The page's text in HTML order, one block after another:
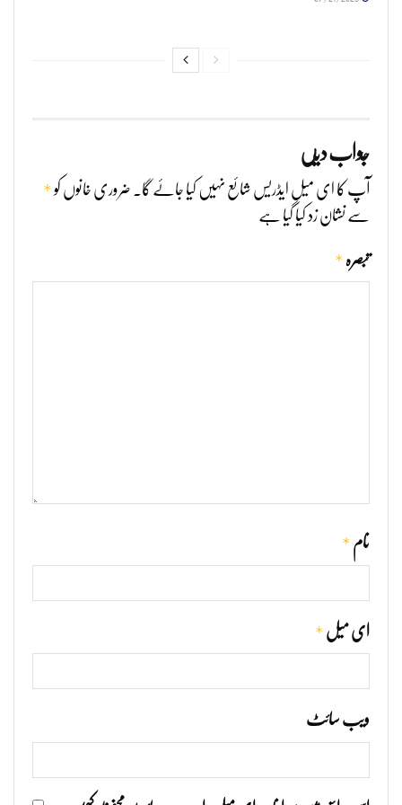
جواب دیں
آپ کا ای میل ایڈریس شائع نہیں کیا جائے گا۔ ضروری خانوں کو*
سے نشان زد کیا گیا ہے
تبصرہ *
نام *
ای میل *
ویب‌ سائٹ